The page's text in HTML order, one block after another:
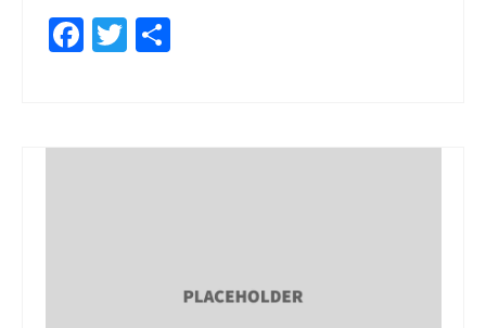
Facebook
Twitter